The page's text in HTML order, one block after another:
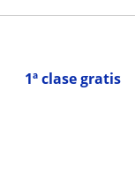
1ª clase gratis